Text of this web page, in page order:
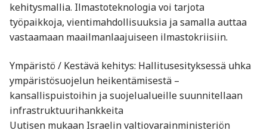
kehitysmallia. Ilmastoteknologia voi tarjota
työpaikkoja, vientimahdollisuuksia ja samalla auttaa
vastaamaan maailmanlaajuiseen ilmastokriisiin.
Ympäristö / Kestävä kehitys: Hallitusesityksessä uhka
ympäristösuojelun heikentämisestä –
kansallispuistoihin ja suojelualueille suunnitellaan
infrastruktuurihankkeita
Uutisen mukaan Israelin valtiovarainministeriön